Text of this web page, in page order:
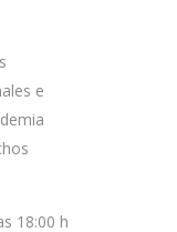
18:00 h